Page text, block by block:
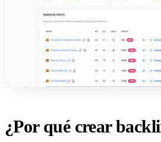
¿Por qué crear